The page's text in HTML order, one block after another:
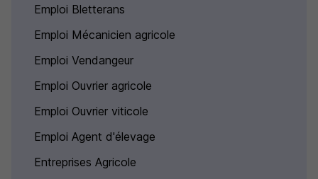
Emploi Bletterans
Emploi Mécanicien agricole
Emploi Vendangeur
Emploi Ouvrier agricole
Emploi Ouvrier viticole
Emploi Agent d'élevage
Entreprises Agricole